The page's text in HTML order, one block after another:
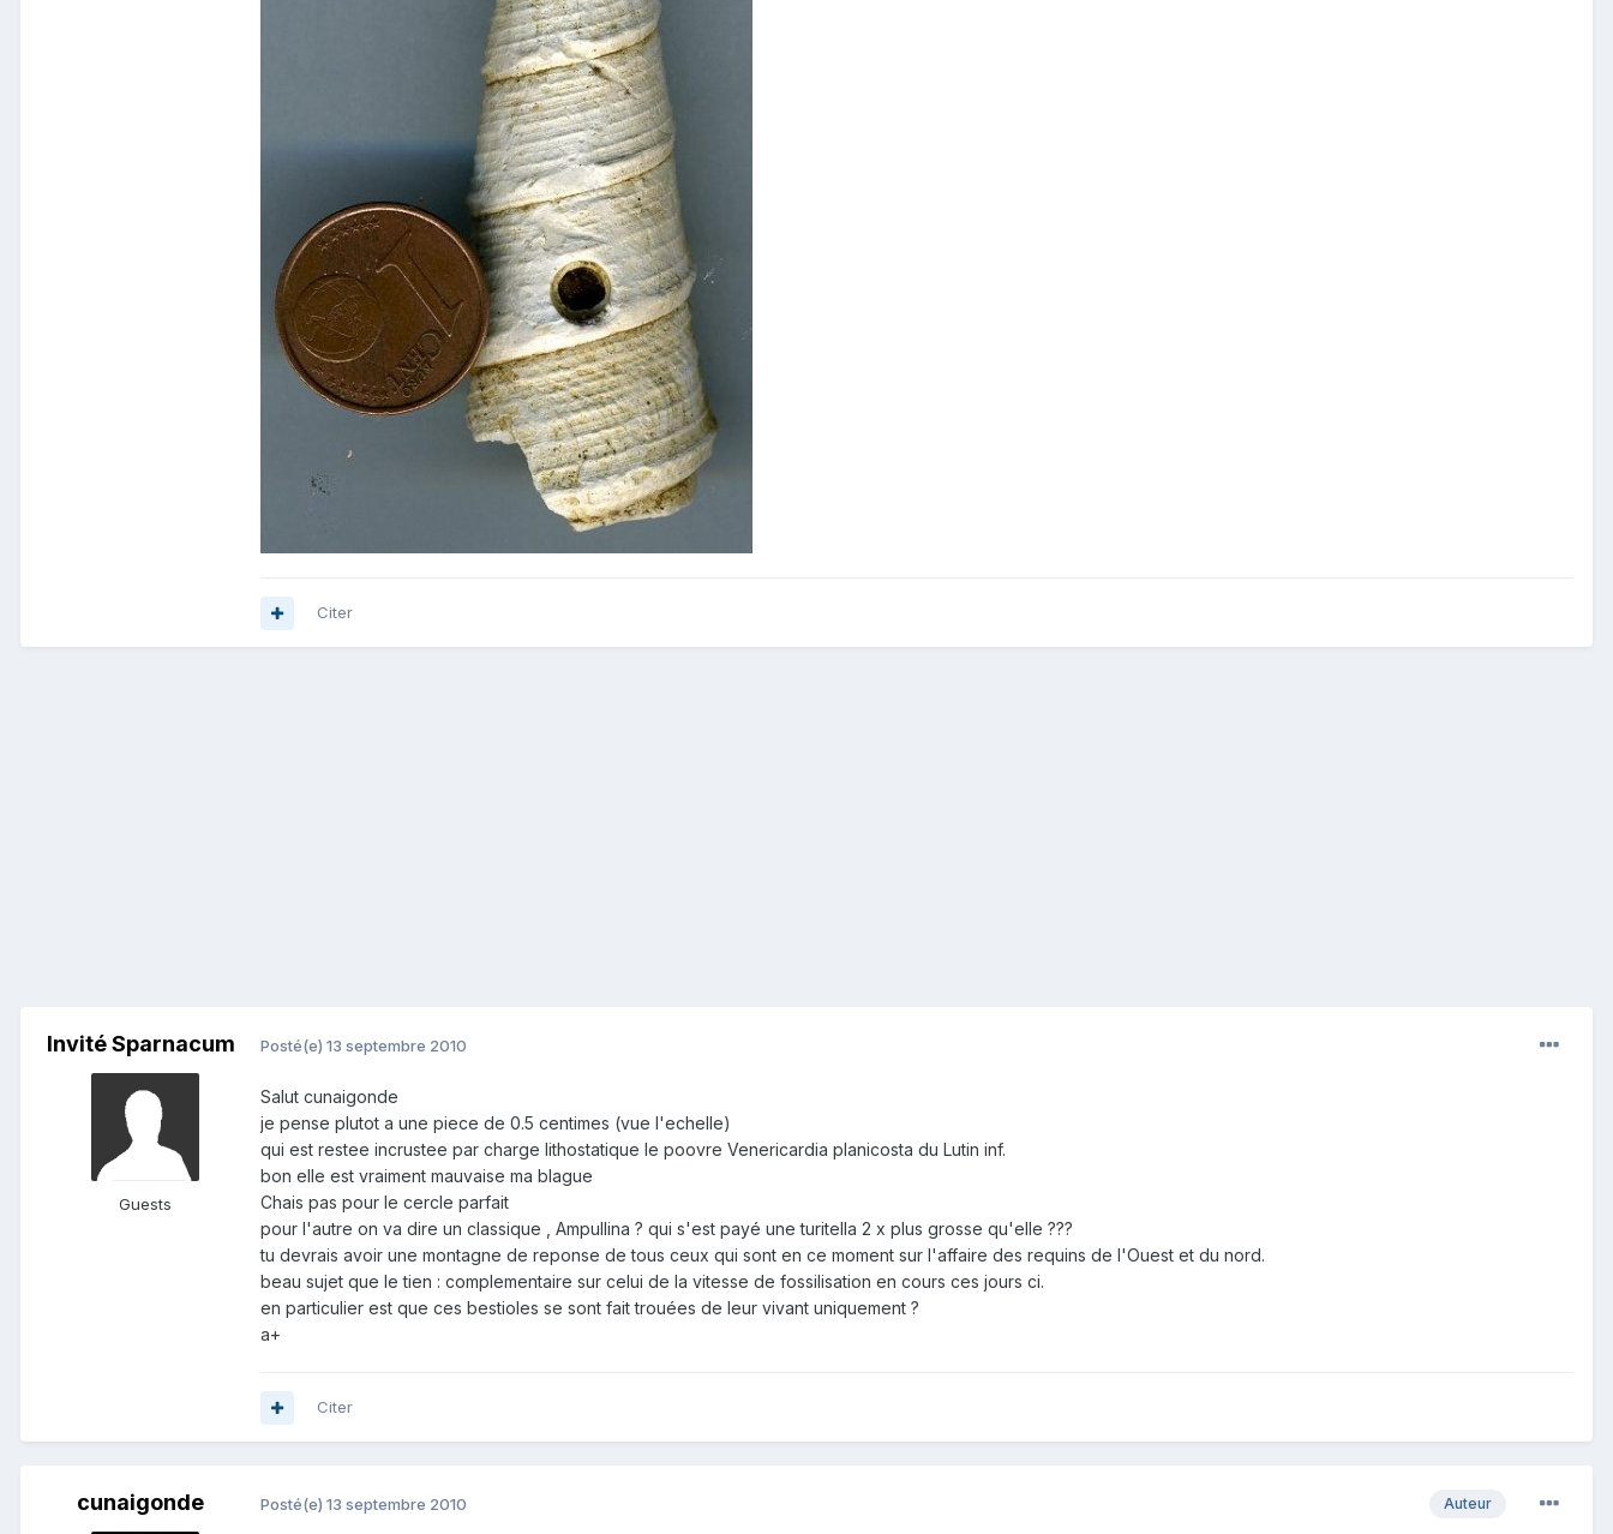
Citer
Invité Sparnacum
Guests
Posté(e) 13 septembre 2010
Salut cunaigonde
je pense plutot a une piece de 0.5 centimes (vue l'echelle)
qui est restee incrustee par charge lithostatique le poovre Venericardia planicosta du Lutin inf.
bon elle est vraiment mauvaise ma blague
Chais pas pour le cercle parfait
pour l'autre on va dire un classique , Ampullina ? qui s'est payé une turitella 2 x plus grosse qu'elle ???
tu devrais avoir une montagne de reponse de tous ceux qui sont en ce moment sur l'affaire des requins de l'Ouest et du nord.
beau sujet que le tien : complementaire sur celui de la vitesse de fossilisation en cours ces jours ci.
en particulier est que ces bestioles se sont fait trouées de leur vivant uniquement ?
a+
Citer
cunaigonde Auteur
Posté(e) 13 septembre 2010